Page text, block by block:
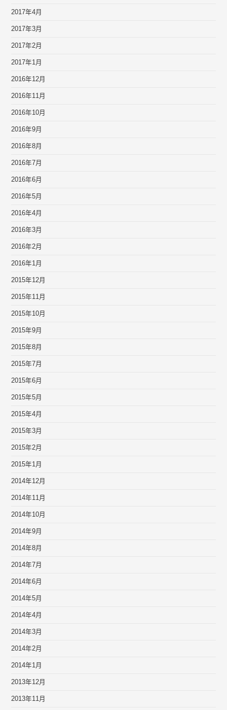
2017年4月
2017年3月
2017年2月
2017年1月
2016年12月
2016年11月
2016年10月
2016年9月
2016年8月
2016年7月
2016年6月
2016年5月
2016年4月
2016年3月
2016年2月
2016年1月
2015年12月
2015年11月
2015年10月
2015年9月
2015年8月
2015年7月
2015年6月
2015年5月
2015年4月
2015年3月
2015年2月
2015年1月
2014年12月
2014年11月
2014年10月
2014年9月
2014年8月
2014年7月
2014年6月
2014年5月
2014年4月
2014年3月
2014年2月
2014年1月
2013年12月
2013年11月